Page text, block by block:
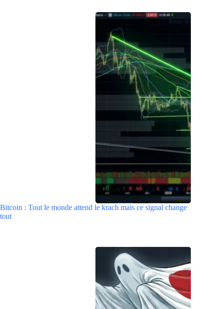
Bitcoin : Tout le monde attend le krach mais ce signal change
tout